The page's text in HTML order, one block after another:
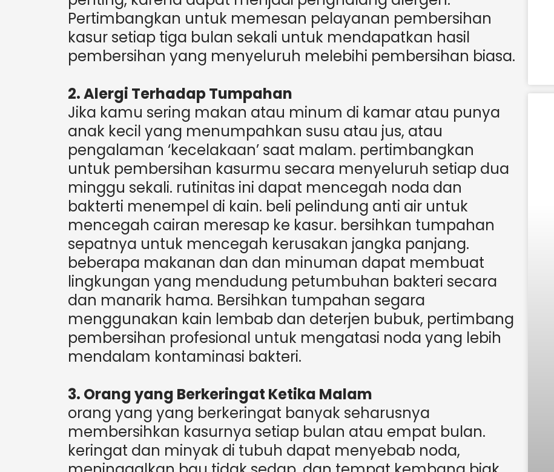
Pertimbangkan untuk memesan pelayanan pembersihan
kasur setiap tiga bulan sekali untuk mendapatkan hasil
pembersihan yang menyeluruh melebihi pembersihan biasa.
2. Alergi Terhadap Tumpahan
Jika kamu sering makan atau minum di kamar atau punya
anak kecil yang menumpahkan susu atau jus, atau
pengalaman ‘kecelakaan’ saat malam. pertimbangkan
untuk pembersihan kasurmu secara menyeluruh setiap dua
minggu sekali. rutinitas ini dapat mencegah noda dan
bakterti menempel di kain. beli pelindung anti air untuk
mencegah cairan meresap ke kasur. bersihkan tumpahan
sepatnya untuk mencegah kerusakan jangka panjang.
beberapa makanan dan dan minuman dapat membuat
lingkungan yang mendudung petumbuhan bakteri secara
dan manarik hama. Bersihkan tumpahan segara
menggunakan kain lembab dan deterjen bubuk, pertimbang
pembersihan profesional untuk mengatasi noda yang lebih
mendalam kontaminasi bakteri.
3. Orang yang Berkeringat Ketika Malam
orang yang yang berkeringat banyak seharusnya
membersihkan kasurnya setiap bulan atau empat bulan.
keringat dan minyak di tubuh dapat menyebab noda,